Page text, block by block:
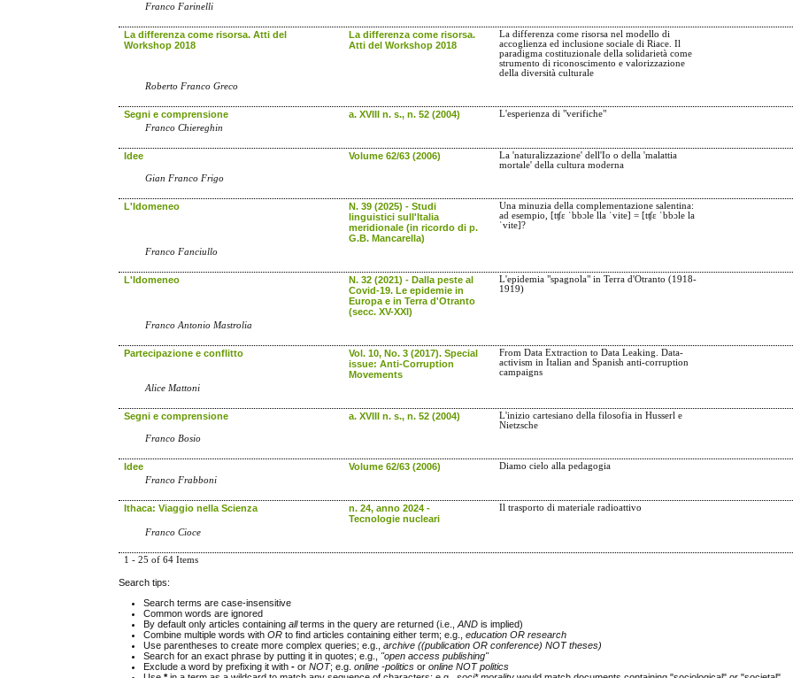
Franco Farinelli
La differenza come risorsa. Atti del
Workshop 2018
La differenza come risorsa.
Atti del Workshop 2018
La differenza come risorsa nel modello di
accoglienza ed inclusione sociale di Riace. Il
paradigma costituzionale della solidarietà come
strumento di riconoscimento e valorizzazione
della diversità culturale
Roberto Franco Greco
Segni e comprensione a. XVIII n. s., n. 52 (2004) L'esperienza di "verifiche"
Franco Chiereghin
Idee Volume 62/63 (2006)
La 'naturalizzazione' dell'Io o della 'malattia
mortale' della cultura moderna
Gian Franco Frigo
L'Idomeneo
N. 39 (2025) - Studi
linguistici sull'Italia
meridionale (in ricordo di p.
G.B. Mancarella)
Una minuzia della complementazione salentina:
ad esempio, [tʧε ˈbbɔle lla ˈvite] = [tʧε ˈbbɔle la
ˈvite]?
Franco Fanciullo
L'Idomeneo
N. 32 (2021) - Dalla peste al
Covid-19. Le epidemie in
Europa e in Terra d'Otranto
(secc. XV-XXI)
L'epidemia "spagnola" in Terra d'Otranto (1918-
1919)
Franco Antonio Mastrolia
Partecipazione e conflitto
Vol. 10, No. 3 (2017). Special
issue: Anti-Corruption
Movements
From Data Extraction to Data Leaking. Data-
activism in Italian and Spanish anti-corruption
campaigns
Alice Mattoni
Segni e comprensione a. XVIII n. s., n. 52 (2004)
L'inizio cartesiano della filosofia in Husserl e
Nietzsche
Franco Bosio
Idee Volume 62/63 (2006) Diamo cielo alla pedagogia
Franco Frabboni
Ithaca: Viaggio nella Scienza
n. 24, anno 2024 -
Tecnologie nucleari
Il trasporto di materiale radioattivo
Franco Cioce
1 - 25 of 64 Items
Search tips:
Search terms are case-insensitive
Common words are ignored
By default only articles containingallterms in the query are returned (i.e.,AND is implied)
Combine multiple words withOR to find articles containing either term; e.g.,education OR research
Use parentheses to create more complex queries; e.g.,archive ((publication OR conference) NOT theses)
Search for an exact phrase by putting it in quotes; e.g., "open access publishing"
Exclude a word by prefixing it with- orNOT; e.g.online -politics oronline NOT politics